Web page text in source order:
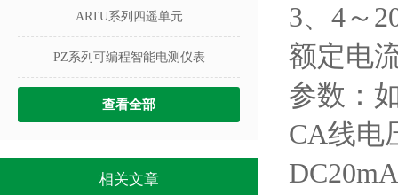
ARTU系列四遥单元
PZ系列可编程智能电测仪表
查看全部
相关文章
3、4～
额定电
参数：
CA线电